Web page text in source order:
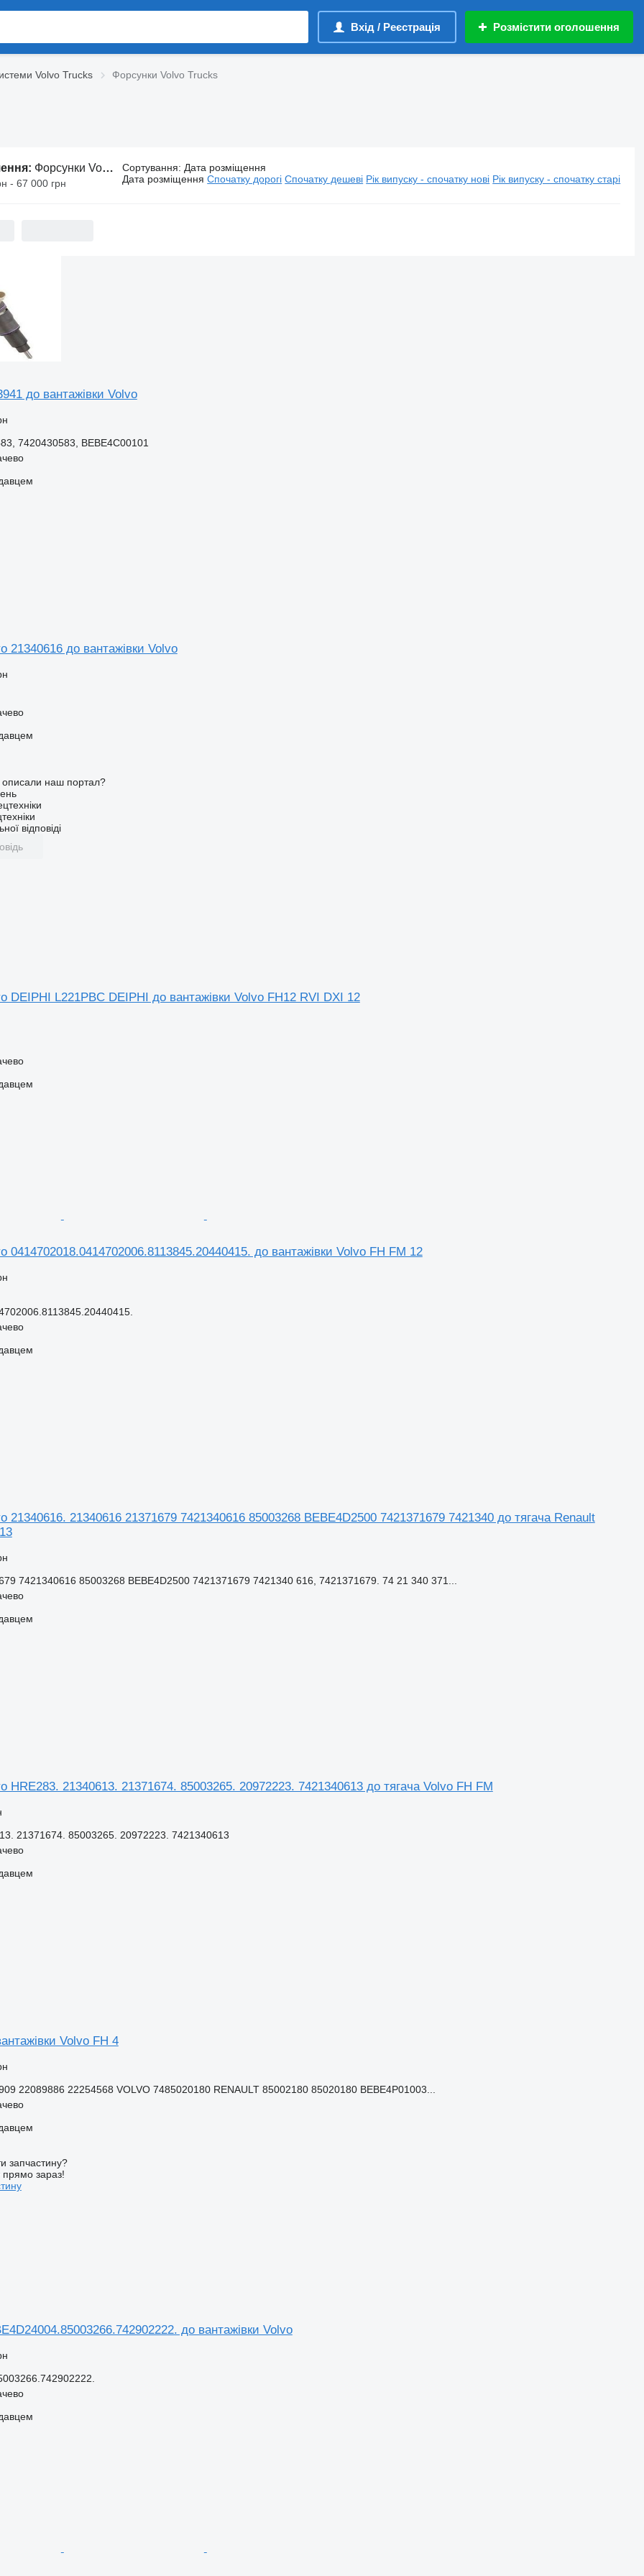
Вхід / Реєстрація Розмістити оголошення
Volvo Trucks Форсунки Volvo Trucks
Форсунки Volvo Trucks
- 67 000 грн
Сортування: Дата розміщення
Дата розміщення Спочатку дорогі Спочатку дешеві Рік випуску - спочатку нові Рік випуску - спочатку старі
до вантажівки Volvo
7420430583, BEBE4C00101
21340616 до вантажівки Volvo
описали наш портал?
відповіді
DEIPHI L221PBC DEIPHI до вантажівки Volvo FH12 RVI DXI 12
0414702018.0414702006.8113845.20440415. до вантажівки Volvo FH FM 12
21340616. 21340616 21371679 7421340616 85003268 BEBE4D2500 7421371679 7421340 до тягача Renault
7421340616 85003268 BEBE4D2500 7421371679 7421340 616, 7421371679. 74 21 340 371...
HRE283. 21340613. 21371674. 85003265. 20972223. 7421340613 до тягача Volvo FH FM
21371674. 85003265. 20972223. 7421340613
Volvo FH 4
22089886 22254568 VOLVO 7485020180 RENAULT 85002180 85020180 BEBE4P01003...
запчастину?
прямо зараз!
до вантажівки Volvo